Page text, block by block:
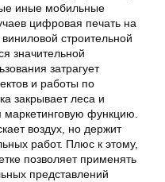
иные мобильные
цифровая печать на
строительной
значительной
затрагует
и работы по
закрывает леса и
функцию.
воздух, но держит
работ. Плюс к этому,
позволяет применять
представлений